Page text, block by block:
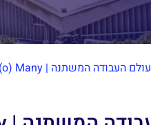
עולם העבודה המשתנה | One to(o) Many – גיא אלקלאי